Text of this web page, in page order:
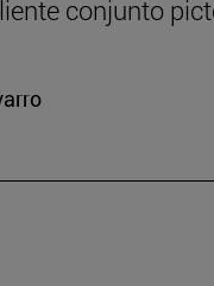
conjunto